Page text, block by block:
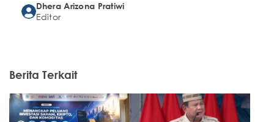
Dhera Arizona Pratiwi
Editor
Berita Terkait